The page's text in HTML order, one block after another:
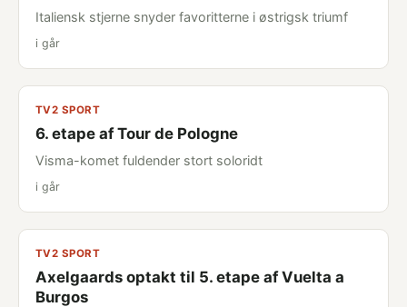
Italiensk stjerne snyder favoritterne i østrigsk triumf
i går
TV2 SPORT
6. etape af Tour de Pologne
Visma-komet fuldender stort soloridt
i går
TV2 SPORT
Axelgaards optakt til 5. etape af Vuelta a
Burgos